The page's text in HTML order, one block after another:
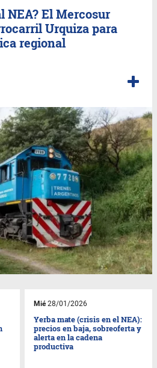
NEA? El Mercosur
Urquiza para
regional
Mié28/01/2026
Yerba mate (crisis en el NEA):
precios en baja, sobreoferta y
alerta en la cadena
productiva